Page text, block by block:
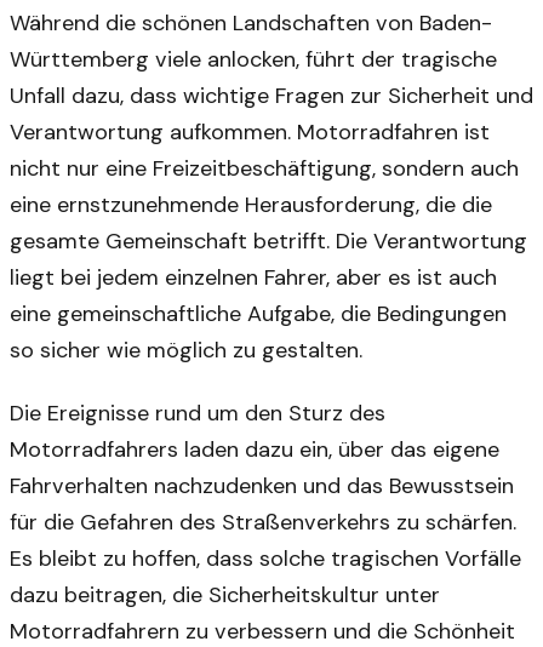
Während die schönen Landschaften von Baden-
Württemberg viele anlocken, führt der tragische
Unfall dazu, dass wichtige Fragen zur Sicherheit und
Verantwortung aufkommen. Motorradfahren ist
nicht nur eine Freizeitbeschäftigung, sondern auch
eine ernstzunehmende Herausforderung, die die
gesamte Gemeinschaft betrifft. Die Verantwortung
liegt bei jedem einzelnen Fahrer, aber es ist auch
eine gemeinschaftliche Aufgabe, die Bedingungen
so sicher wie möglich zu gestalten.
Die Ereignisse rund um den Sturz des
Motorradfahrers laden dazu ein, über das eigene
Fahrverhalten nachzudenken und das Bewusstsein
für die Gefahren des Straßenverkehrs zu schärfen.
Es bleibt zu hoffen, dass solche tragischen Vorfälle
dazu beitragen, die Sicherheitskultur unter
Motorradfahrern zu verbessern und die Schönheit